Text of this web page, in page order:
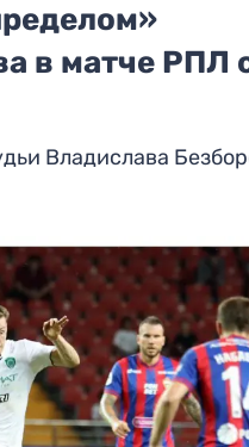
в матче РПЛ
Владислава